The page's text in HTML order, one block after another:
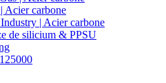
carbone
| Acier carbone
de silicium & PPSU